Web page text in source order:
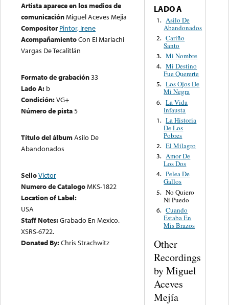
Artista aparece en los medios de
comunicaciónMiguel Aceves Mejia
Compositor Pintor, Irene
AcompañamientoCon El Mariachi
Vargas De Tecalitlán
Formato de grabación33
Lado A: b
Condición:VG+
Número de pista5
Título del álbumAsilo De
Abandonados
SelloVictor
Numero de CatalogoMKS-1822
Location of Label:
USA
Staff Notes:Grabado En Mexico.
XSRS-6722.
Donated By:Chris Strachwitz
LADO A
1. Asilo De
Abandonados
2. Cariño
Santo
3. Mi Nombre
4. Mi Destino
Fue Quererte
5. Los Ojos De
Mi Negra
6. La Vida
Infausta
1. La Historia
De Los
Pobres
2. El Milagro
3. Amor De
Los Dos
4. Pelea De
Gallos
5. No Quiero
Ni Puedo
6. Cuando
Estaba En
Mis Brazos
Other
Recordings
by Miguel
Aceves
Mejía